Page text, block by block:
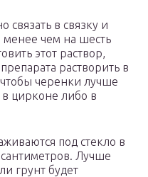
связать в связку и
менее чем на шесть
этот раствор,
растворить в
черенки лучше
цирконе либо в
под стекло в
Лучше
грунт будет